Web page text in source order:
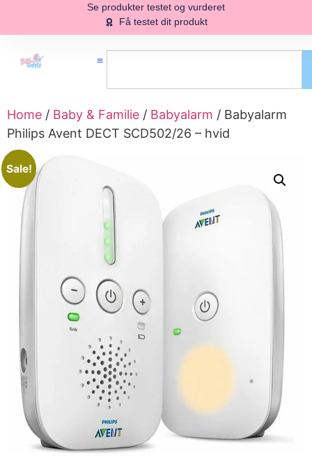
Se produkter testet og vurderet
Få testet dit produkt
Home / Baby & Familie / Babyalarm / Babyalarm
Philips Avent DECT SCD502/26 – hvid
Sale!